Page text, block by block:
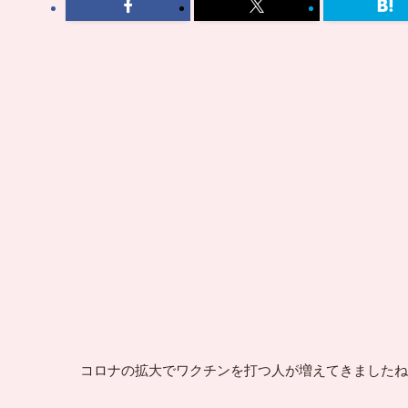
コロナの拡大でワクチンを打つ人が増えてきました